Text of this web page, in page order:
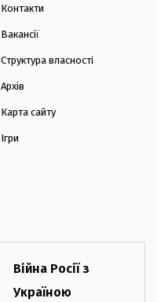
Контакти
Вакансії
Структура власності
Архів
Карта сайту
Ігри
Війна Росії з
Україною